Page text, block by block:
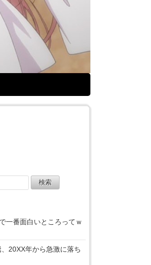
一番面白いところってｗ
20XX年から急激に落ち